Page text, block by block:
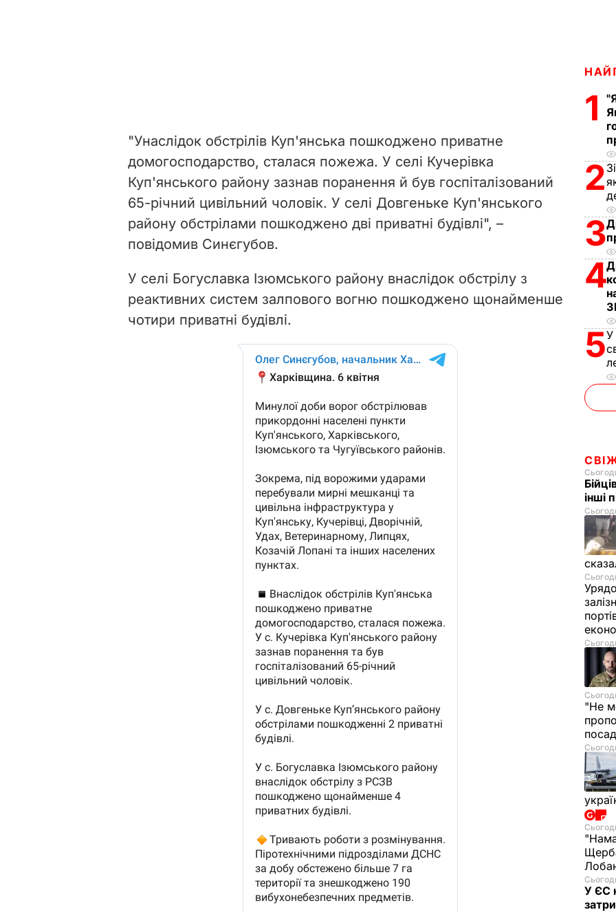
"Унаслідок обстрілів Куп'янська пошкоджено приватне
домогосподарство, сталася пожежа. У селі Кучерівка
Куп'янського району зазнав поранення й був госпіталізований
65-річний цивільний чоловік. У селі Довгеньке Куп'янського
району обстрілами пошкоджено дві приватні будівлі", –
повідомив Синєгубов.
У селі Богуславка Ізюмського району внаслідок обстрілу з
реактивних систем залпового вогню пошкоджено щонайменше
чотири приватні будівлі.
1
2
3
4
5У
інші
"Не
У ЄС